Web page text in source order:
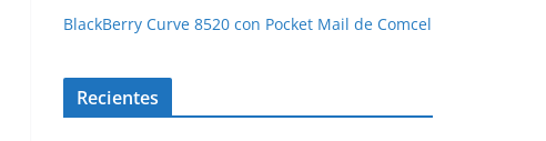
BlackBerry Curve 8520 con Pocket Mail de Comcel
Recientes